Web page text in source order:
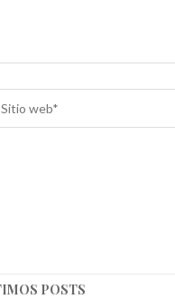
POSTS